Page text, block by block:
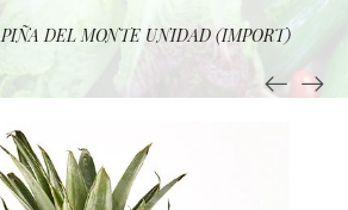
PIÑA DEL MONTE UNIDAD (IMPORT)